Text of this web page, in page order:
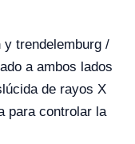
y trendelemburg /
a ambos lados
de rayos X
para controlar la